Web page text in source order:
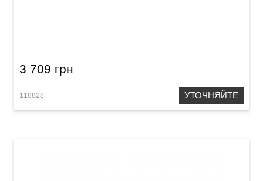
3 709 грн
118828 УТОЧНЯЙТЕ